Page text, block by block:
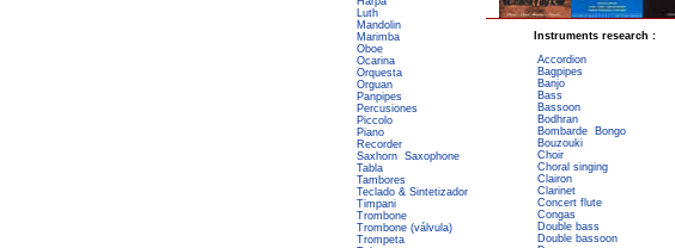
Luth
Mandolin
Marimba
Oboe
Ocarina
Orquesta
Orguan
Panpipes
Percusiones
Piccolo
Piano
Recorder
Saxhorn Saxophone
Tabla
Tambores
Teclado & Sintetizador
Timpani
Trombone
Trombone (válvula)
Trompeta
Instruments research :
Accordion
Bagpipes
Banjo
Bass
Bassoon
Bodhran
Bombarde
Bongo
Bouzouki
Choir
Choral singing
Clairon
Clarinet
Concert flute
Congas
Double bass
Double bassoon